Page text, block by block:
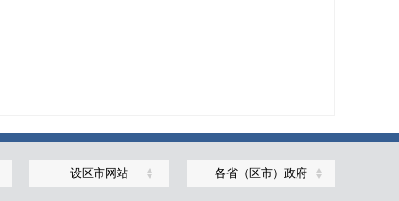
设区市网站 各省（区市）政府